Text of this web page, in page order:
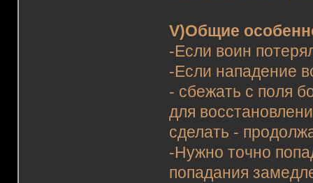
V)Общие
-Если воин
-Если нападение
- сбежать с поля
для
сделать -
-Нужно точно
попадания